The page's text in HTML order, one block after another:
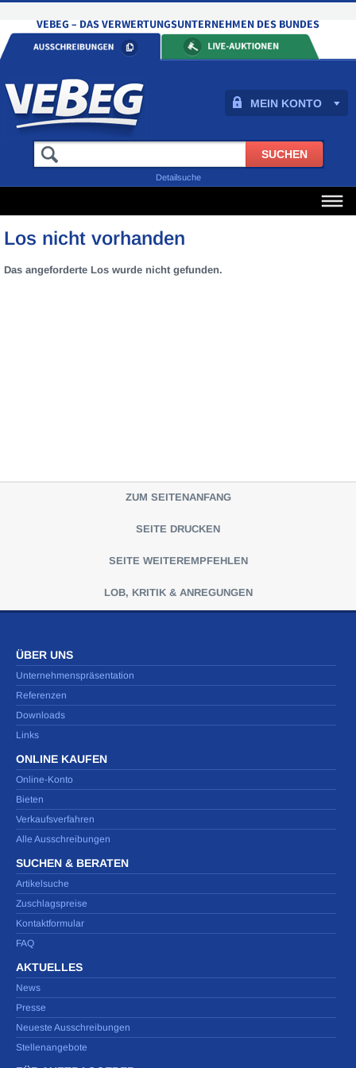
MEIN KONTO
Detailsuche
Los nicht vorhanden
Das angeforderte Los wurde nicht gefunden.
ZUM SEITENANFANG
SEITE DRUCKEN
SEITE WEITEREMPFEHLEN
LOB, KRITIK & ANREGUNGEN
ÜBER UNS
Unternehmenspräsentation
Referenzen
Downloads
Links
ONLINE KAUFEN
Online-Konto
Bieten
Verkaufsverfahren
Alle Ausschreibungen
SUCHEN & BERATEN
Artikelsuche
Zuschlagspreise
Kontaktformular
FAQ
AKTUELLES
News
Presse
Neueste Ausschreibungen
Stellenangebote